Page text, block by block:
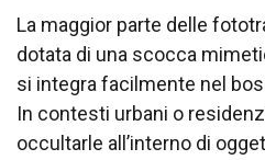
La maggior parte delle
dotata di una scocca
si integra facilmente nel
In contesti urbani o
occultarle all’interno di